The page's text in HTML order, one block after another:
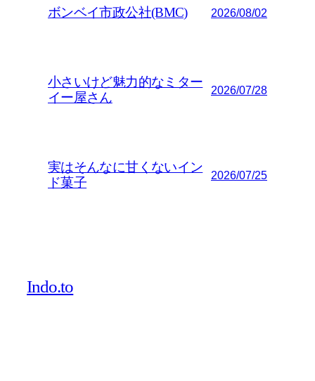
ボンベイ市政公社(BMC) 2026/08/02
小さいけど魅力的なミター
イー屋さん
2026/07/28
実はそんなに甘くないイン
ド菓子
2026/07/25
Indo.to